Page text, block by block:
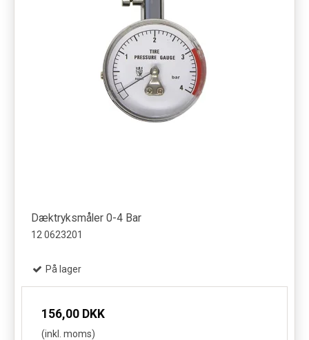
Dæktryksmåler 0-4 Bar
12 0623201
På lager
156,00 DKK
(inkl. moms)